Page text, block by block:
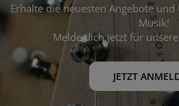
Erhalte die neuesten Angebote
Musik!
Melde dich jetzt für
JETZT